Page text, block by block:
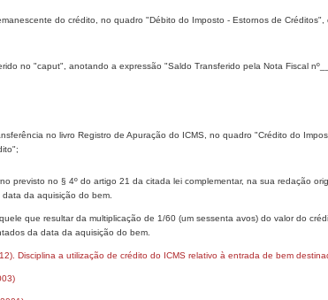
do crédito, no quadro "Débito do Imposto - Estornos de Créditos",
no "caput", anotando a expressão "Saldo Transferido pela Nota Fiscal
no livro Registro de Apuração do ICMS, no quadro "Crédito do
previsto no § 4º do artigo 21 da citada lei complementar, na sua redação
da aquisição do bem.
que resultar da multiplicação de 1/60 (um sessenta avos) do valor do
da data da aquisição do bem.
Disciplina a utilização de crédito do ICMS relativo à entrada de bem